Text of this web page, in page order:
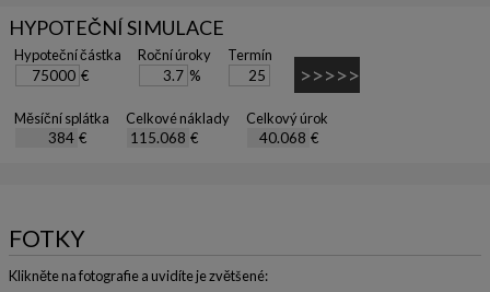
HYPOTEČNÍ SIMULACE
Hypoteční částka
€
Roční úroky
%
Termín
Měsíční splátka
€
Celkové náklady
€
Celkový úrok
€
FOTKY
Klikněte na fotografie a uvidíte je zvětšené: